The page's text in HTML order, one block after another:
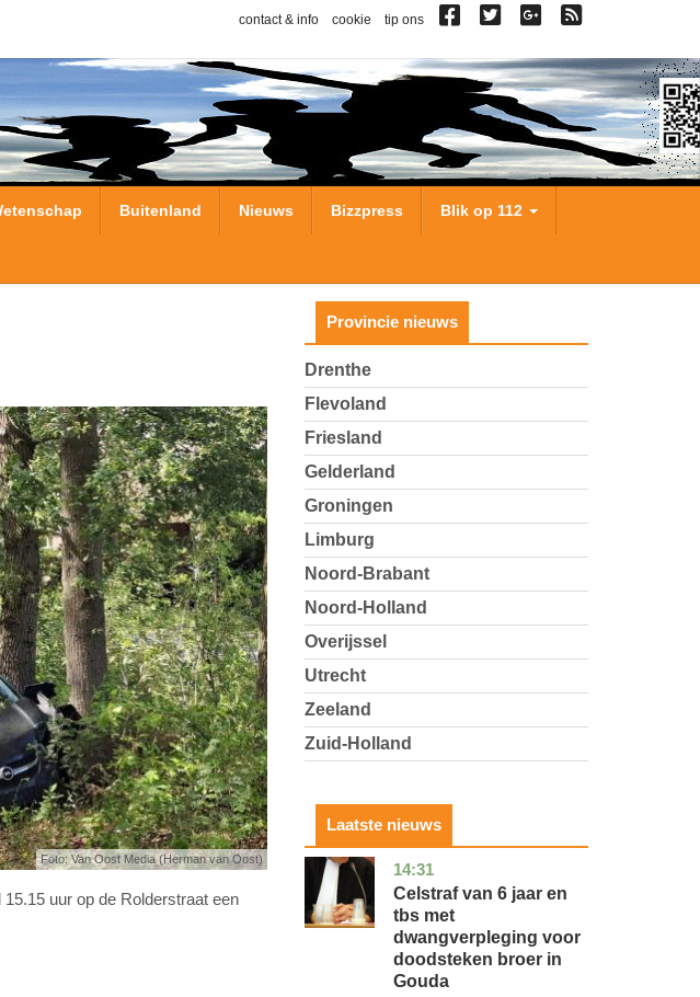
contact & info cookie tip ons
Buitenland Nieuws Bizzpress Blik op 112
Foto: Van Oost Media (Herman van Oost)
uur op de Rolderstraat een
Provincie nieuws
Drenthe
Flevoland
Friesland
Gelderland
Groningen
Limburg
Noord-Brabant
Noord-Holland
Overijssel
Utrecht
Zeeland
Zuid-Holland
Laatste nieuws
14:31
zuid-
holland
nieuws
Celstraf van 6 jaar en
tbs met
dwangverpleging voor
doodsteken broer in
Gouda